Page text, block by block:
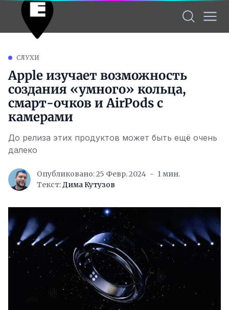
СЛУХИ
Apple изучает возможность
создания «умного» кольца,
смарт-очков и AirPods с
камерами
До релиза этих продуктов может быть ещё очень
далеко
Опубликовано: 25 Февр. 2024
1 мин.
Текст:Дима Кутузов